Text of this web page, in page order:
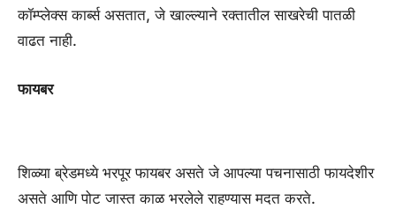
कॉम्प्लेक्स कार्ब्स असतात, जे खाल्ल्याने रक्तातील साखरेची पातळी
वाढत नाही.
फायबर
शिळ्या ब्रेडमध्ये भरपूर फायबर असते जे आपल्या पचनासाठी फायदेशीर
असते आणि पोट जास्त काळ भरलेले राहण्यास मदत करते.